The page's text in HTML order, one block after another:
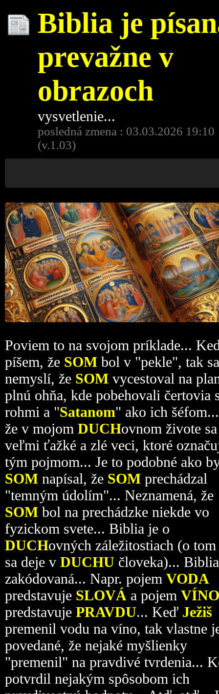
Biblia je
prevažne v
obrazoch
vysvetlenie...
posledná zmena : 03.03.2026 19:10
(v.1.03)
Poviem to na svojom príklade...
píšem, že SOM bol v "pekle", tak
nemyslí, že SOM vycestoval na
plnú ohňa, kde pobehovali čertovia
rohmi a "Satanom" ako ich
že v mojom DUCHovnom živote
veľmi ťažké a zlé veci, ktoré
tým pojmom... Je to podobné ako
SOM napísal, že SOM prechádzal
"temným údolím"... Neznamená, že
SOM bol na prechádzke niekde vo
fyzickom svete... Biblia je o
DUCHovných záležitostiach (o
sa deje v DUCHU človeka)...
zakódovaná... Napr. pojem VODA
predstavuje SLOVÁ a pojem VÍNO
predstavuje PRAVDU... Keď Ježiš
premenil vodu na víno, tak vlastne
povedané, že nejaké myšlienky
"premenil" na pravdivé tvrdenia...
potvrdil nejakým spôsobom ich